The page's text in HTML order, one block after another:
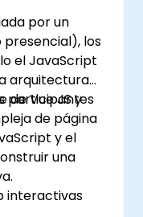
para
del marco de
por un
los
el JavaScript
arquitectura
Vue JS y
de página
participantes
y el
una
interactivas